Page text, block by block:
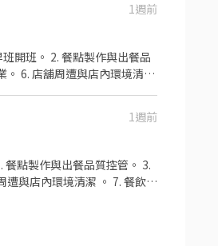
1週前
開班。 2. 餐點製作與出餐品
。 6. 店舖周遭與店內環境清潔
1週前
與店內環境清潔 。 7. 餐飲銷